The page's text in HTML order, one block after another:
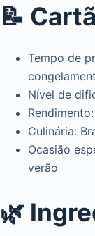
📝
Tempo de
Nível de
Culinária:
Ocasião
verão
🌿